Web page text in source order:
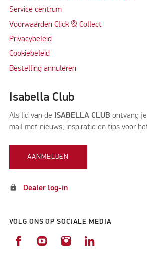
Service centrum
Voorwaarden Click & Collect
Privacybeleid
Cookiebeleid
Bestelling annuleren
Isabella Club
Als lid van de ISABELLA CLUB ontvang
mail met nieuws, inspiratie en tips voor
AANMELDEN
lock Dealer log-in
VOLG ONS OP SOCIALE MEDIA